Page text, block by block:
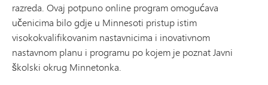
razreda. Ovaj potpuno online program omogućava
učenicima bilo gdje u Minnesoti pristup istim
visokokvalifikovanim nastavnicima i inovativnom
nastavnom planu i programu po kojem je poznat Javni
školski okrug Minnetonka.